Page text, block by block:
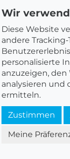
Wir
Diese Website
andere
personalisierte
anzuzeigen,
analysieren und
ermitteln.
Zustimmen
Meine